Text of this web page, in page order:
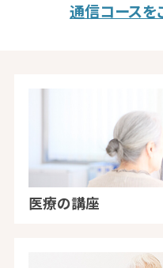
通信コースを
医療の講座